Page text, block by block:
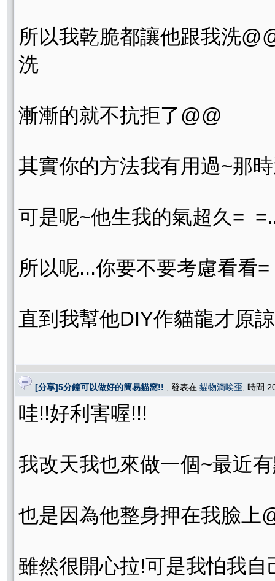
所以我乾脆都讓他跟我洗
洗
漸漸的就不抗拒了@@
其實你的方法我有用過~那
可是呢~他生我的氣超久=
所以呢...你要不要考慮看看
直到我幫他DIY作貓龍才原
[分享]5分鐘可以做好的簡易貓窩!! , 發表在 貓物滴唉歪 , 時間
哇!!好利害喔!!!
我改天我也來做一個~最近
也是因為他整身押在我臉上
雖然很開心拉!可是我怕我